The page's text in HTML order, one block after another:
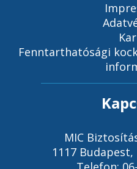
Fenntarthatósági
MIC
1117